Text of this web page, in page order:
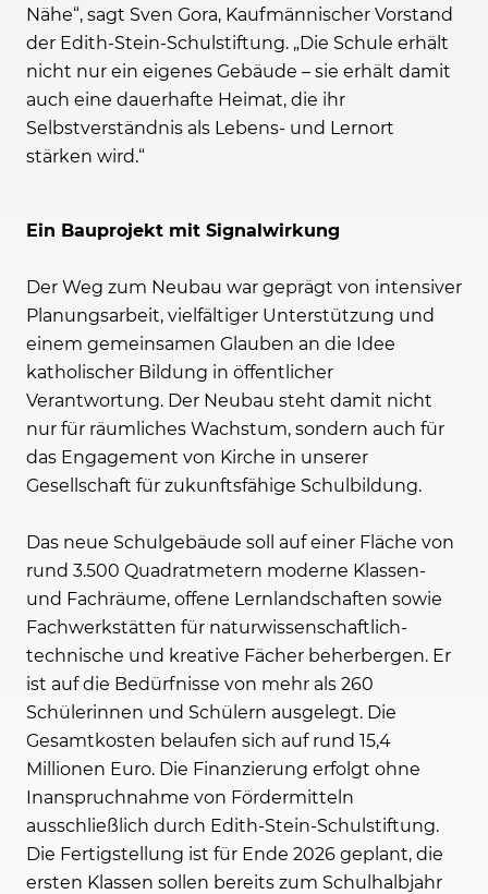
Nähe“, sagt Sven Gora, Kaufmännischer Vorstand
der Edith-Stein-Schulstiftung. „Die Schule erhält
nicht nur ein eigenes Gebäude – sie erhält damit
auch eine dauerhafte Heimat, die ihr
Selbstverständnis als Lebens- und Lernort
stärken wird.“
Ein Bauprojekt mit Signalwirkung
Der Weg zum Neubau war geprägt von intensiver
Planungsarbeit, vielfältiger Unterstützung und
einem gemeinsamen Glauben an die Idee
katholischer Bildung in öffentlicher
Verantwortung. Der Neubau steht damit nicht
nur für räumliches Wachstum, sondern auch für
das Engagement von Kirche in unserer
Gesellschaft für zukunftsfähige Schulbildung.
Das neue Schulgebäude soll auf einer Fläche von
rund 3.500 Quadratmetern moderne Klassen-
und Fachräume, offene Lernlandschaften sowie
Fachwerkstätten für naturwissenschaftlich-
technische und kreative Fächer beherbergen. Er
ist auf die Bedürfnisse von mehr als 260
Schülerinnen und Schülern ausgelegt. Die
Gesamtkosten belaufen sich auf rund 15,4
Millionen Euro. Die Finanzierung erfolgt ohne
Inanspruchnahme von Fördermitteln
ausschließlich durch Edith-Stein-Schulstiftung.
Die Fertigstellung ist für Ende 2026 geplant, die
ersten Klassen sollen bereits zum Schulhalbjahr